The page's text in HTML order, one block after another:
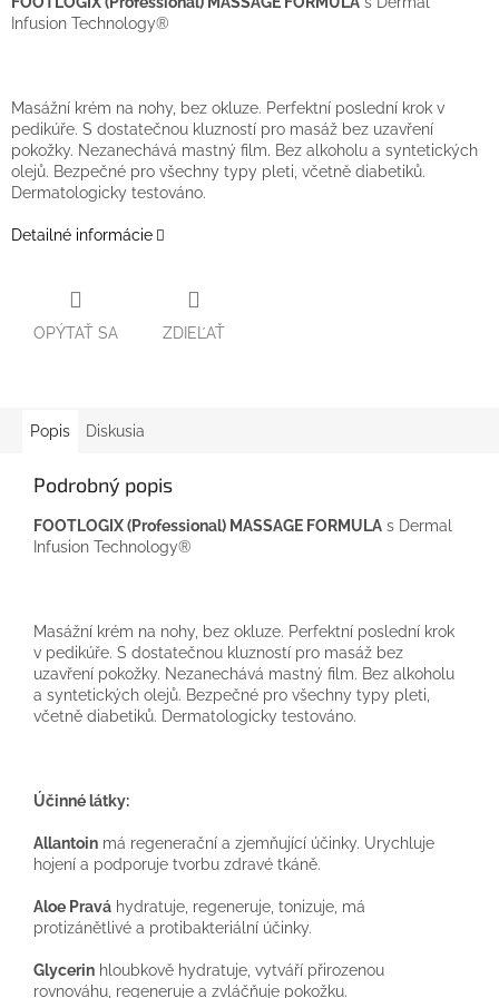
Infusion Technology®
Masážní krém na nohy, bez okluze. Perfektní poslední krok v
pedikúře. S dostatečnou kluzností pro masáž bez uzavření
pokožky. Nezanechává mastný film. Bez alkoholu a syntetických
olejů. Bezpečné pro všechny typy pleti, včetně diabetiků.
Dermatologicky testováno.
Detailné informácie
OPÝTAŤ SA ZDIEĽAŤ
Popis Diskusia
Podrobný popis
FOOTLOGIX (Professional) MASSAGE FORMULA s Dermal
Infusion Technology®
Masážní krém na nohy, bez okluze. Perfektní poslední krok
v pedikúře. S dostatečnou kluzností pro masáž bez
uzavření pokožky. Nezanechává mastný film. Bez alkoholu
a syntetických olejů. Bezpečné pro všechny typy pleti,
včetně diabetiků. Dermatologicky testováno.
Účinné látky:
Allantoin má regenerační a zjemňující účinky. Urychluje
hojení a podporuje tvorbu zdravé tkáně.
Aloe Pravá hydratuje, regeneruje, tonizuje, má
protizánětlivé a protibakteriální účinky.
Glycerin hloubkově hydratuje, vytváří přirozenou
rovnováhu, regeneruje a zvláčňuje pokožku.